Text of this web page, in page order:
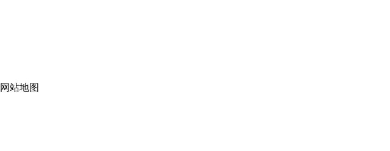
网站地图